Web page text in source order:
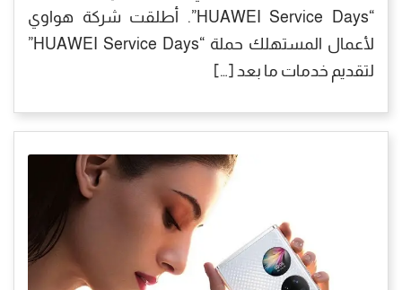
“HUAWEI Service Days”. أطلقت شركة هواوي
لأعمال المستهلك حملة “HUAWEI Service Days”
لتقديم خدمات ما بعد […]